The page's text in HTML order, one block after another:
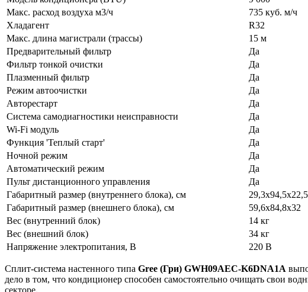
Макс. расход воздуха м3/ч
735 куб. м/ч
Хладагент
R32
Макс. длина магистрали (трассы)
15 м
Предварительный фильтр
Да
Фильтр тонкой очистки
Да
Плазменный фильтр
Да
Режим автоочистки
Да
Авторестарт
Да
Система самодиагностики неисправности
Да
Wi-Fi модуль
Да
Функция 'Теплый старт'
Да
Ночной режим
Да
Автоматический режим
Да
Пульт дистанционного управления
Да
Габаритный размер (внутреннего блока), см
29,3х94,5х22,5
Габаритный размер (внешнего блока), см
59,6х84,8х32
Вес (внутренний блок)
14 кг
Вес (внешний блок)
34 кг
Напряжение электропитания, В
220 В
Сплит-система настенного типа Gree (Гри) GWH09AEC-K6DNA1A
дело в том, что кондиционер способен самостоятельно очищать свои
секторе.